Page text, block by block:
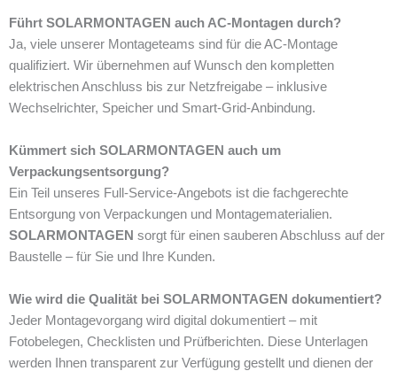
Führt SOLARMONTAGEN auch AC-Montagen durch?
Ja, viele unserer Montageteams sind für die AC-Montage
qualifiziert. Wir übernehmen auf Wunsch den kompletten
elektrischen Anschluss bis zur Netzfreigabe – inklusive
Wechselrichter, Speicher und Smart-Grid-Anbindung.
Kümmert sich SOLARMONTAGEN auch um
Verpackungsentsorgung?
Ein Teil unseres Full-Service-Angebots ist die fachgerechte
Entsorgung von Verpackungen und Montagematerialien.
SOLARMONTAGEN sorgt für einen sauberen Abschluss auf der
Baustelle – für Sie und Ihre Kunden.
Wie wird die Qualität bei SOLARMONTAGEN dokumentiert?
Jeder Montagevorgang wird digital dokumentiert – mit
Fotobelegen, Checklisten und Prüfberichten. Diese Unterlagen
werden Ihnen transparent zur Verfügung gestellt und dienen der